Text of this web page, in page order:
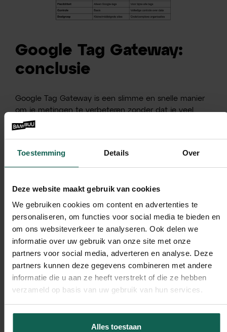
Toestemming Details Over
Deze website maakt gebruik van cookies
We gebruiken cookies om content en advertenties te
personaliseren, om functies voor social media te bieden en
om ons websiteverkeer te analyseren. Ook delen we
informatie over uw gebruik van onze site met onze
partners voor social media, adverteren en analyse. Deze
partners kunnen deze gegevens combineren met andere
informatie die u aan ze heeft verstrekt of die ze hebben
verzameld op basis van uw gebruik van hun services.
Alles toestaan
Google Tag Gateway:
conclusie
Google Tag Gateway is een slimme en snelle manier
om je metingen te verbeteren zonder dat je veel
technische kennis nodig hebt. Het is vooral
Hun data betrouwbaarder willen maken;
Maar (nog) geen volledige server-side setup willen
of kunnen bouwen
Zo krijg je het beste van twee werelden: meer
mogelijk lange tijd kwijt bent aan implementatie en
niet zeker weet of deze implementatie wel goed
Wil je verder de diepte in? Leeshier alles over Server
Heb je hulp nodig bij het verzamelen